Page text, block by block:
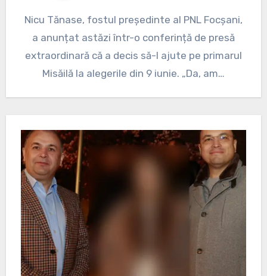
Nicu Tănase, fostul președinte al PNL Focșani,
a anunțat astăzi într-o conferință de presă
extraordinară că a decis să-l ajute pe primarul
Misăilă la alegerile din 9 iunie. „Da, am…